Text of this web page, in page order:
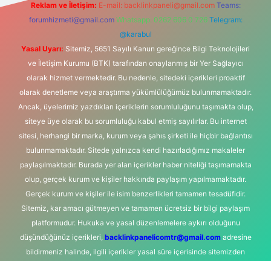
Reklam ve İletişim: E-mail: backlinkpaneli@gmail.com Teams:
forumhizmeti@gmail.com Whatsapp: 0262 606 0 726 Telegram:
@karabul
Yasal Uyarı: Sitemiz, 5651 Sayılı Kanun gereğince Bilgi Teknolojileri
ve İletişim Kurumu (BTK) tarafından onaylanmış bir Yer Sağlayıcı
olarak hizmet vermektedir. Bu nedenle, sitedeki içerikleri proaktif
olarak denetleme veya araştırma yükümlülüğümüz bulunmamaktadır.
Ancak, üyelerimiz yazdıkları içeriklerin sorumluluğunu taşımakta olup,
siteye üye olarak bu sorumluluğu kabul etmiş sayılırlar. Bu internet
sitesi, herhangi bir marka, kurum veya şahıs şirketi ile hiçbir bağlantısı
bulunmamaktadır. Sitede yalnızca kendi hazırladığımız makaleler
paylaşılmaktadır. Burada yer alan içerikler haber niteliği taşımamakta
olup, gerçek kurum ve kişiler hakkında paylaşım yapılmamaktadır.
Gerçek kurum ve kişiler ile isim benzerlikleri tamamen tesadüfidir.
Sitemiz, kar amacı gütmeyen ve tamamen ücretsiz bir bilgi paylaşım
platformudur. Hukuka ve yasal düzenlemelere aykırı olduğunu
düşündüğünüz içerikleri, backlinkpanelicomtr@gmail.comadresine
bildirmeniz halinde, ilgili içerikler yasal süre içerisinde sitemizden